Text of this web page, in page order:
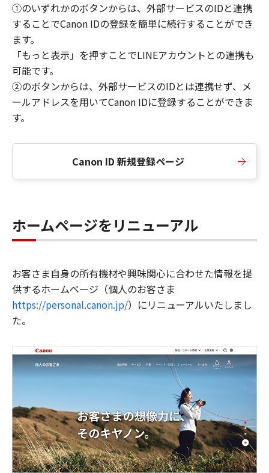
①のいずれかのボタンからは、外部サービスのIDと連携
することでCanon IDの登録を簡単に続行することができ
ます。
「もっと表示」を押すことでLINEアカウントとの連携も
可能です。
②のボタンからは、外部サービスのIDとは連携せず、メ
ールアドレスを用いてCanon IDに登録することができま
す。
Canon ID 新規登録ページ
ホームページをリニューアル
お客さま自身の所有機材や興味関心に合わせた情報を提
供するホームページ（個人のお客さま
https://personal.canon.jp/）にリニューアルいたしまし
た。